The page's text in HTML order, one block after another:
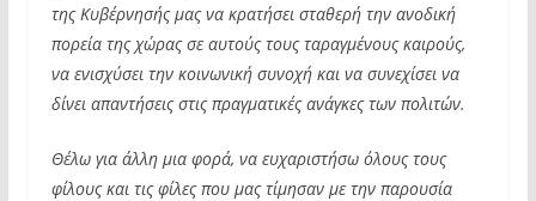
της Κυβέρνησής μας να κρατήσει σταθερή την ανοδική
πορεία της χώρας σε αυτούς τους ταραγμένους καιρούς,
να ενισχύσει την κοινωνική συνοχή και να συνεχίσει να
δίνει απαντήσεις στις πραγματικές ανάγκες των πολιτών.
Θέλω για άλλη μια φορά, να ευχαριστήσω όλους τους
φίλους και τις φίλες που μας τίμησαν με την παρουσία